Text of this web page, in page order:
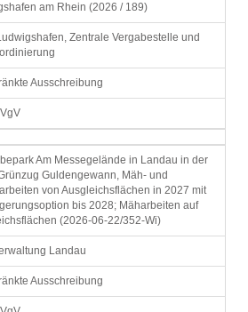
am Rhein (2026 / 189)
Zentrale Vergabestelle und
Ausschreibung
Am Messegelände in Landau in der
Guldengewann, Mäh- und
von Ausgleichsflächen in 2027 mit
bis 2028; Mäharbeiten auf
(2026-06-22/352-Wi)
Landau
Ausschreibung